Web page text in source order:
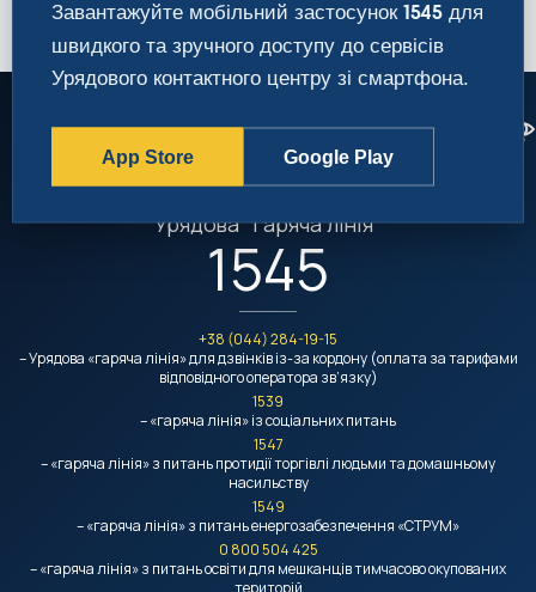
Урядовий контактний центр
Урядова "гаряча лінія"
1545
+38 (044) 284-19-15
– Урядова «гаряча лінія» для дзвінків із-за кордону (оплата за тарифами
відповідного оператора зв’язку)
1539
– «гаряча лінія» із соціальних питань
1547
– «гаряча лінія» з питань протидії торгівлі людьми та домашньому
насильству
1549
– «гаряча лінія» з питань енергозабезпечення «СТРУМ»
0 800 504 425
– «гаряча лінія» з питань освіти для мешканців тимчасово окупованих
територій
Завантажуйте мобільний застосунок 1545 для
швидкого та зручного доступу до сервісів
Урядового контактного центру зі смартфона.
App Store Google Play